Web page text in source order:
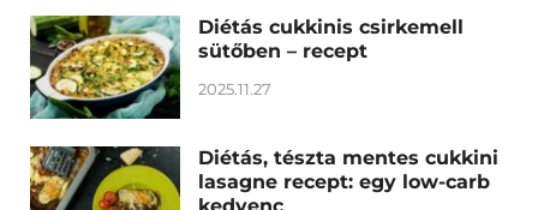
Diétás cukkinis csirkemell
sütőben – recept
2025.11.27
Diétás, tészta mentes cukkini
lasagne recept: egy low-carb
kedvenc